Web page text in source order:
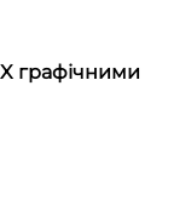
X графічними